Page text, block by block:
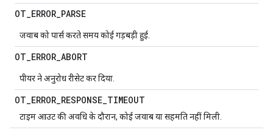
OT_ERROR_PARSE
जवाब को पार्स करते समय कोई गड़बड़ी हुई.
OT_ERROR_ABORT
पीयर ने अनुरोध रीसेट कर दिया.
OT_ERROR_RESPONSE_TIMEOUT
टाइम आउट की अवधि के दौरान, कोई जवाब या सहमति नहीं मिली.